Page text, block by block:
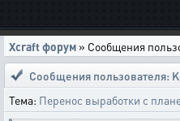
Xcraft форум » Сообщения
Сообщения пользователя:
Тема: Перенос выработки с